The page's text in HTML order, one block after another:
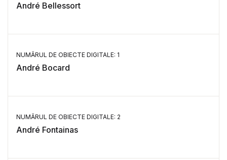
André Bellessort
NUMĂRUL DE OBIECTE DIGITALE: 1
André Bocard
NUMĂRUL DE OBIECTE DIGITALE: 2
André Fontainas